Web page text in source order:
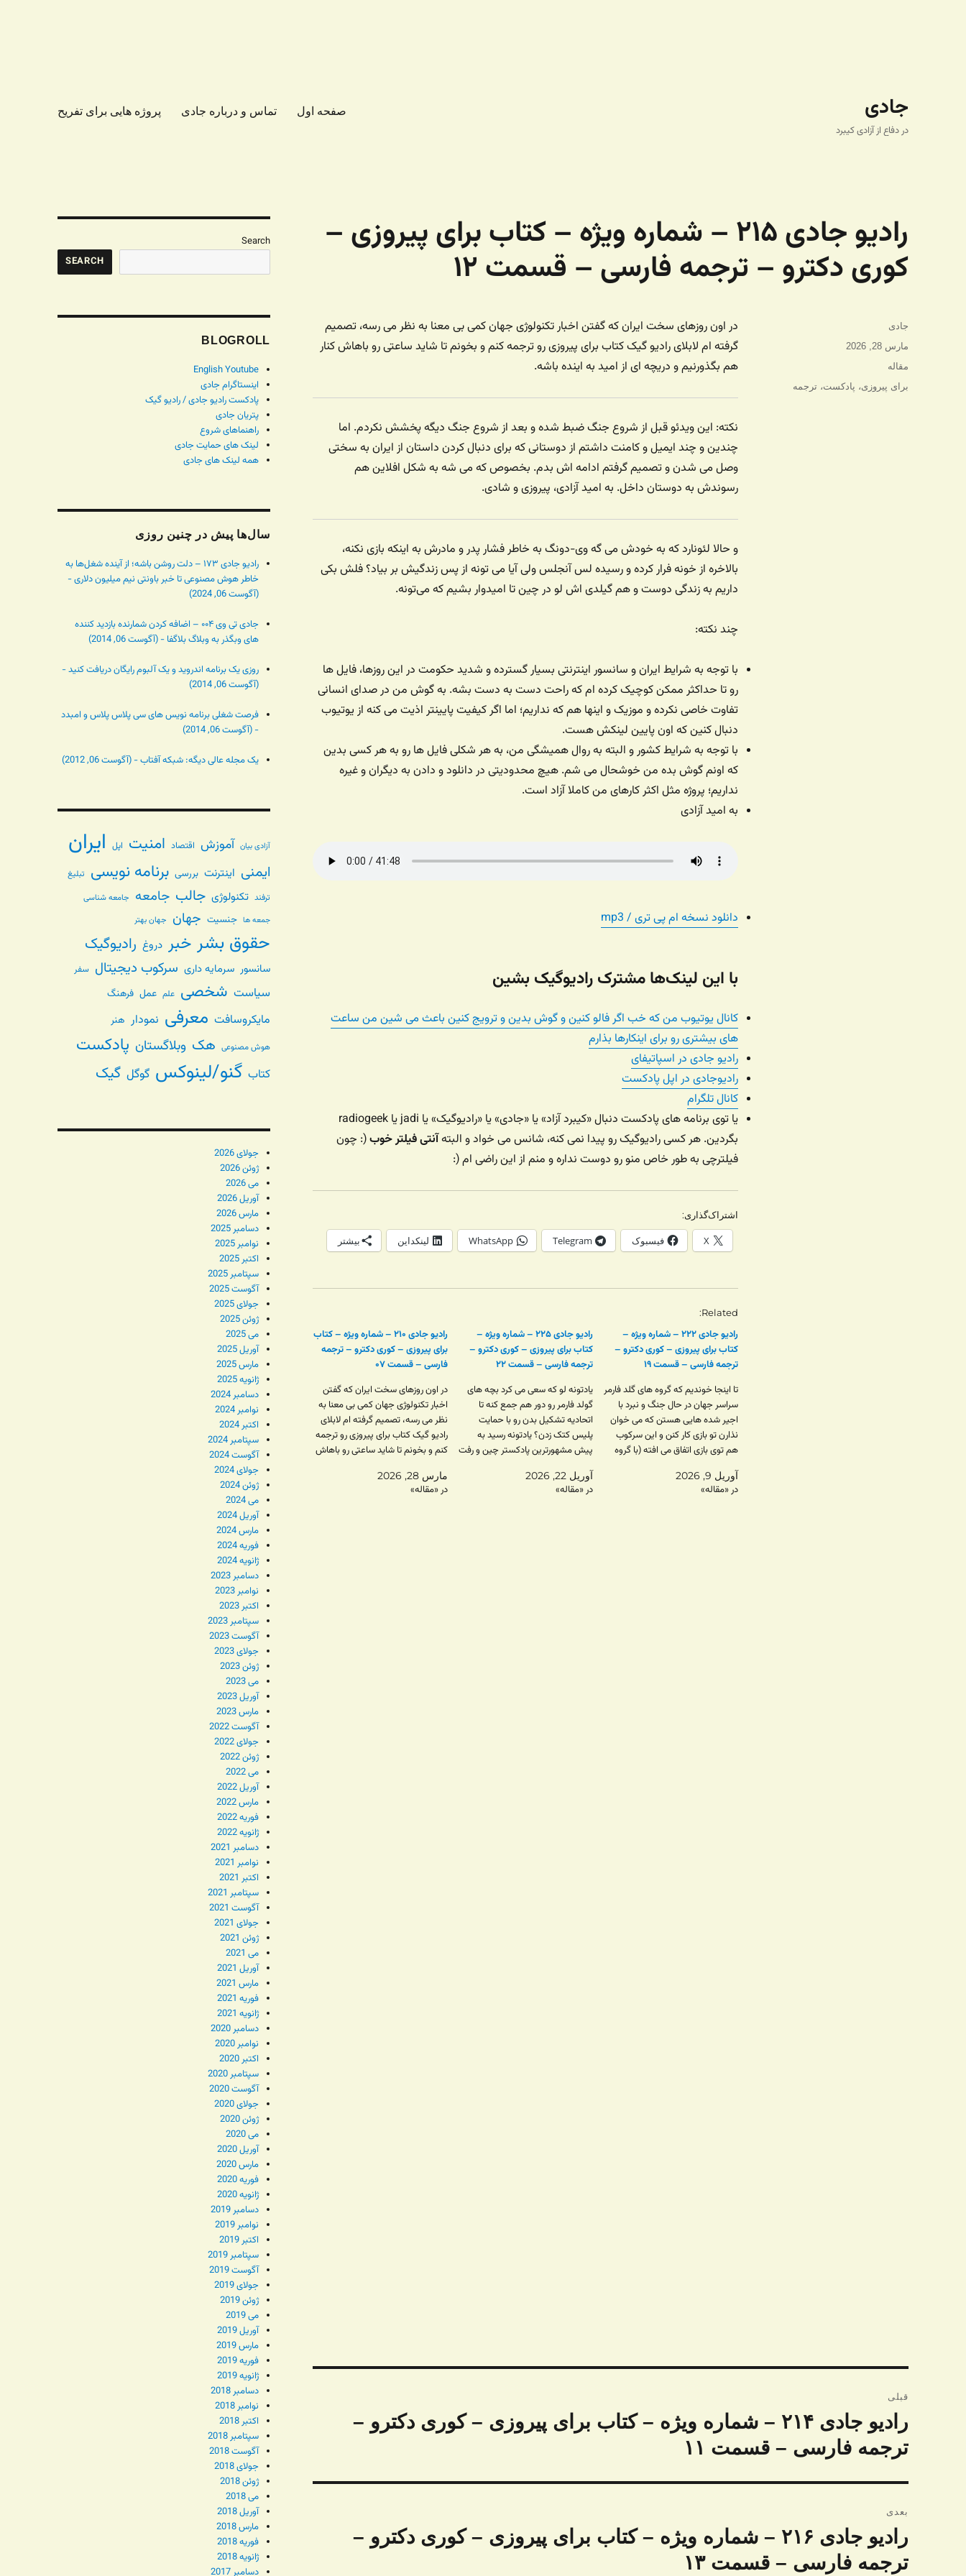
جادی
در دفاع از آزادی کیبرد
صفحه اول تماس و درباره جادی پروژه هایی برای تفریح
رادیو جادی ۲۱۵ – شماره ویژه – کتاب برای پیروزی –
کوری دکترو – ترجمه فارسی – قسمت ۱۲
در اون روزهای سخت ایران که گفتن اخبار تکنولوژی جهان کمی بی معنا به نظر می رسه، تصمیم
گرفته ام لابلای رادیو گیک کتاب برای پیروزی رو ترجمه کنم و بخونم تا شاید ساعتی رو باهاش کنار
هم بگذورنیم و دریچه ای از امید به اینده باشه.
نکته: این ویدئو قبل از شروع جنگ ضبط شده و بعد از شروع جنگ دیگه پخشش نکردم. اما
چندین و چند ایمیل و کامنت داشتم از دوستانی که برای دنبال کردن داستان از ایران به سختی
وصل می شدن و تصمیم گرفتم ادامه اش بدم. بخصوص که می شه به شکل افلاین هم
رسوندش به دوستان داخل. به امید آزادی، پیروزی و شادی.
و حالا لئونارد که به خودش می گه وی-دونگ به خاطر فشار پدر و مادرش به اینکه بازی نکنه،
بالاخره از خونه فرار کرده و رسیده لس آنجلس ولی آیا می تونه از پس زندگیش بر بیاد؟ فلش بکی
داریم به زندگی دوست و هم گیلدی اش لو در چین تا امیدوار بشیم که می‌تونه.
چند نکته:
با توجه به شرایط ایران و سانسور اینترنتی بسیار گسترده و شدید حکومت در این روزها، فایل ها
رو تا حداکثر ممکن کوچیک کرده ام که راحت دست به دست بشه. به گوش من در صدای انسانی
تفاوت خاصی نکرده و موزیک و اینها هم که نداریم؛ اما اگر کیفیت پایینتر اذیت می کنه از یوتیوب
دنبال کنین که اون پایین لینکش هست.
با توجه به شرایط کشور و البته به روال همیشگی من، به هر شکلی فایل ها رو به هر کسی بدین
که اونم گوش بده من خوشحال می شم. هیچ محدودیتی در دانلود و دادن به دیگران و غیره
نداریم؛ پروژه مثل اکثر کارهای من کاملا آزاد است.
به امید آزادی
دانلود نسخه ام پی تری / mp3
با این لینک‌ها مشترک رادیوگیک بشین
کانال یوتیوب من که خب اگر فالو کنین و گوش بدین و ترویج کنین باعث می شین من ساعت
های بیشتری رو برای اینکارها بذارم
رادیو جادی در اسپاتیفای
رادیوجادی در اپل پادکست
کانال تلگرام
یا توی برنامه های پادکست دنبال «کیبرد آزاد» یا «جادی» یا «رادیوگیک» یا jadi یا radiogeek
بگردین. هر کسی رادیوگیک رو پیدا نمی کنه، شانس می خواد و البتهآنتی فیلتر خوب(: چون
فیلترچی به طور خاص منو رو دوست نداره و منم از این راضی ام (:
اشتراک‌گذاری:
X فیسبوک Telegram
WhatsApp لینکداین بیشتر
Related
رادیو جادی ۲۲۲ – شماره ویژه –
کتاب برای پیروزی – کوری دکترو –
ترجمه فارسی – قسمت ۱۹
تا اینجا خوندیم که گروه های گلد فارمر
سراسر جهان در حال جنگ و نبرد با
اجیر شده هایی هستن که می خوان
نذارن تو بازی کار کنن و این سرکوب
هم توی بازی اتفاق می افته (با گروه
علیه اتحادیه ها.…
آوریل 9, 2026
در «مقاله»
رادیو جادی ۲۲۵ – شماره ویژه –
کتاب برای پیروزی – کوری دکترو –
ترجمه فارسی – قسمت ۲۲
یادتونه لو که سعی می کرد بچه های
گولد فارمر رو دور هم جمع کنه تا
اتحادیه تشکیل بدن رو با حمایت
پلیس کتک زدن؟ یادتونه رسید به
پیش مشهورترین پادکستر چین و رفت
لئونارد (که به خودش می گفت وی-
دونگ) رو؟ همونی که تو…
آوریل 22, 2026
در «مقاله»
رادیو جادی ۲۱۰ – شماره ویژه – کتاب
برای پیروزی – کوری دکترو – ترجمه
فارسی – قسمت ۰۷
در اون روزهای سخت ایران که گفتن
اخبار تکنولوژی جهان کمی بی معنا به
نظر می رسه، تصمیم گرفته ام لابلای
رادیو گیک کتاب برای پیروزی رو ترجمه
کنم و بخونم تا شاید ساعتی رو باهاش
به اینده باشه. دیدیم که در…
مارس 28, 2026
در «مقاله»
نویسنده
جادی
ارسال
شده
مارس 28, 2026
دسته‌ها
مقاله
برچسب‌ها
برای پیروزی، پادکست، ترجمه
نوشته
قبلی
نوشته
رادیو جادی ۲۱۴ – شماره ویژه – کتاب برای پیروزی – کوری دکترو –
ترجمه فارسی – قسمت ۱۱
بعدی
نوشته
رادیو جادی ۲۱۶ – شماره ویژه – کتاب برای پیروزی – کوری دکترو –
ترجمه فارسی – قسمت ۱۳
Search
SEARCH
BLOGROLL
English Youtube
اینستاگرام جادی
پادکست رادیو جادی / رادیو گیک
پتریان جادی
راهنماهای شروع
لینک های حمایت جادی
همه لینک های جادی
سال‌ها پیش در چنین روزی
رادیو جادی ۱۷۳ – دلت روشن باشه؛ از آینده شغل‌ها به
خاطر هوش مصنوعی تا خبر باونتی نیم میلیون دلاری -
(آگوست 06, 2024)
جادی تی وی ۰۰۴ – اضافه کردن شمارنده بازدید کننده
های وبگذر به وبلاگ بلاگفا - (آگوست 06, 2014)
روزی یک برنامه اندروید و یک آلبوم رایگان دریافت کنید -
(آگوست 06, 2014)
فرصت شغلی برنامه نویس های سی پلاس پلاس و امبدد
- (آگوست 06, 2014)
یک مجله عالی دیگه: شبکه آفتاب - (آگوست 06, 2012)
آزادی بیان آموزش اقتصاد امنیت اپل ایران
ایمنی اینترنت بررسی برنامه نویسی تبلیغ
ترفند تکنولوژی جالب جامعه جامعه شناسی
جمعه ها جنسیت جهان جهان بهتر
حقوق بشر خبر دروغ رادیوگیک
سانسور سرمایه داری سرکوب دیجیتال سفر
سیاست شخصی علم عمل فرهنگ
مایکروسافت معرفی نمودار هنر
هوش مصنوعی هک وبلاگستان پادکست
کتاب گنو/لینوکس گوگل گیک
جولای 2026
ژوئن 2026
می 2026
آوریل 2026
مارس 2026
دسامبر 2025
نوامبر 2025
اکتبر 2025
سپتامبر 2025
آگوست 2025
جولای 2025
ژوئن 2025
می 2025
آوریل 2025
مارس 2025
ژانویه 2025
دسامبر 2024
نوامبر 2024
اکتبر 2024
سپتامبر 2024
آگوست 2024
جولای 2024
ژوئن 2024
می 2024
آوریل 2024
مارس 2024
فوریه 2024
ژانویه 2024
دسامبر 2023
نوامبر 2023
اکتبر 2023
سپتامبر 2023
آگوست 2023
جولای 2023
ژوئن 2023
می 2023
آوریل 2023
مارس 2023
آگوست 2022
جولای 2022
ژوئن 2022
می 2022
آوریل 2022
مارس 2022
فوریه 2022
ژانویه 2022
دسامبر 2021
نوامبر 2021
اکتبر 2021
سپتامبر 2021
آگوست 2021
جولای 2021
ژوئن 2021
می 2021
آوریل 2021
مارس 2021
فوریه 2021
ژانویه 2021
دسامبر 2020
نوامبر 2020
اکتبر 2020
سپتامبر 2020
آگوست 2020
جولای 2020
ژوئن 2020
می 2020
آوریل 2020
مارس 2020
فوریه 2020
ژانویه 2020
دسامبر 2019
نوامبر 2019
اکتبر 2019
سپتامبر 2019
آگوست 2019
جولای 2019
ژوئن 2019
می 2019
آوریل 2019
مارس 2019
فوریه 2019
ژانویه 2019
دسامبر 2018
نوامبر 2018
اکتبر 2018
سپتامبر 2018
آگوست 2018
جولای 2018
ژوئن 2018
می 2018
آوریل 2018
مارس 2018
فوریه 2018
ژانویه 2018
دسامبر 2017